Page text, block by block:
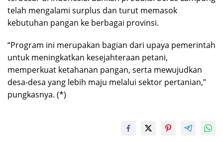
telah mengalami surplus dan turut memasok
kebutuhan pangan ke berbagai provinsi.
“Program ini merupakan bagian dari upaya pemerintah
untuk meningkatkan kesejahteraan petani,
memperkuat ketahanan pangan, serta mewujudkan
desa-desa yang lebih maju melalui sektor pertanian,”
pungkasnya. (*)